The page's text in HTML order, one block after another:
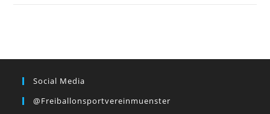
Social Media
@freiballonsportvereinmuenster